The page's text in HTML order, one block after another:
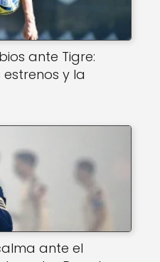
ante Tigre:
y la
ante el